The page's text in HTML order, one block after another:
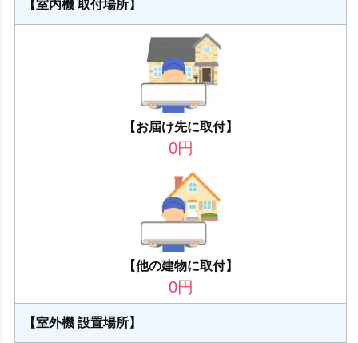
【室内機 取付場所】
【お届け先に取付】
0円
【他の建物に取付】
0円
【室外機 設置場所】